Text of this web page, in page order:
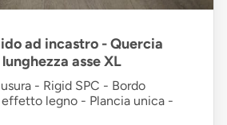
ad incastro - Quercia
asse XL
- Rigid SPC - Bordo
legno - Plancia unica -